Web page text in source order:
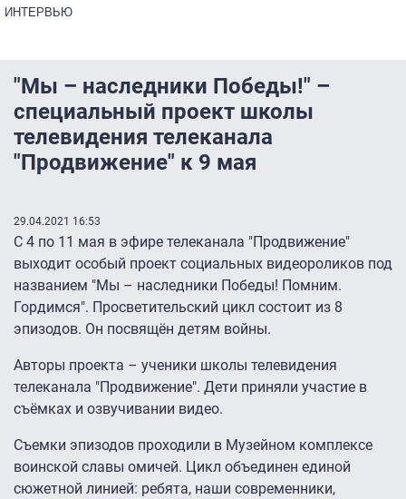
ИНТЕРВЬЮ
"Мы – наследники Победы!" –
специальный проект школы
телевидения телеканала
"Продвижение" к 9 мая
29.04.2021 16:53
С 4 по 11 мая в эфире телеканала "Продвижение"
выходит особый проект социальных видеороликов под
названием "Мы – наследники Победы! Помним.
Гордимся". Просветительский цикл состоит из 8
эпизодов. Он посвящён детям войны.
Авторы проекта – ученики школы телевидения
телеканала "Продвижение". Дети приняли участие в
съёмках и озвучивании видео.
Съемки эпизодов проходили в Музейном комплексе
воинской славы омичей. Цикл объединен единой
сюжетной линией: ребята, наши современники,